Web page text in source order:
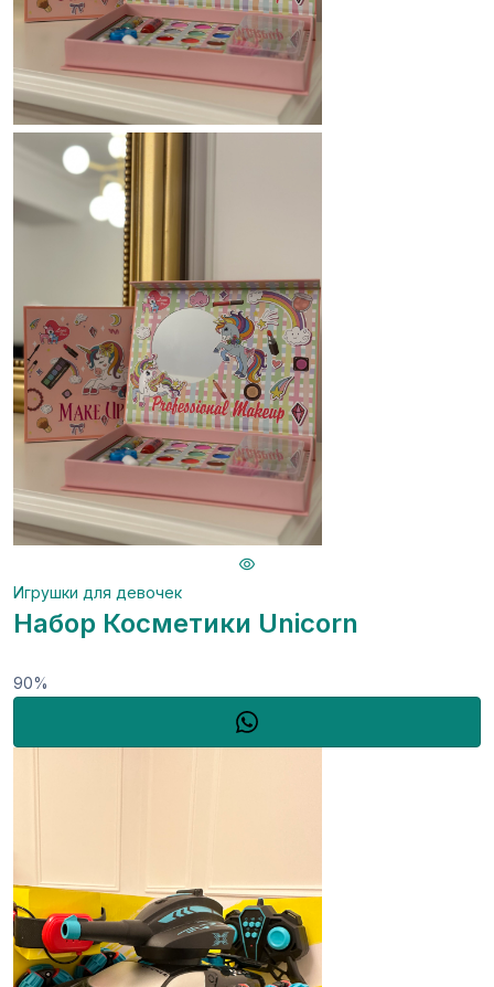
Игрушки для девочек
Набор Косметики Unicorn
90%